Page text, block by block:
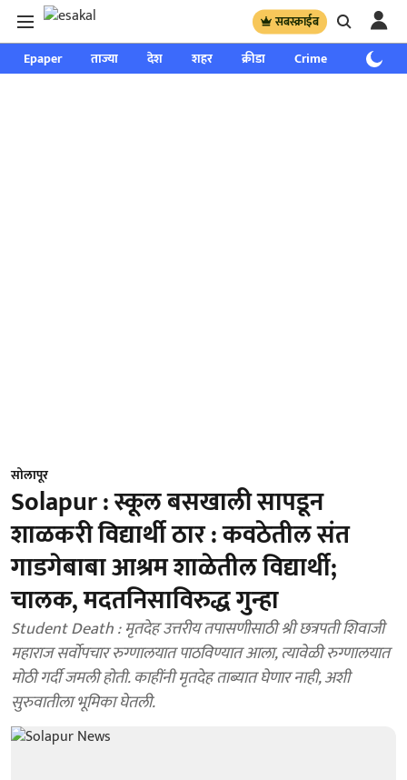
सबस्क्राईब
Epaper ताज्या देश शहर क्रीडा Crime साप्ताहिक
सोलापूर
Solapur : स्कूल बसखाली सापडून
शाळकरी विद्यार्थी ठार : कवठेतील संत
गाडगेबाबा आश्रम शाळेतील विद्यार्थी;
चालक, मदतनिसाविरुद्ध गुन्हा
Student Death : मृतदेह उत्तरीय तपासणीसाठी श्री छत्रपती शिवाजी
महाराज सर्वोपचार रुग्णालयात पाठविण्यात आला, त्यावेळी रुग्णालयात
मोठी गर्दी जमली होती. काहींनी मृतदेह ताब्यात घेणार नाही, अशी
सुरुवातीला भूमिका घेतली.